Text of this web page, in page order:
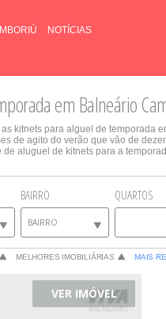
NOTÍCIAS
em Balneário
kitnets para alguel de temporada
de agito do verão que vão de
aluguel de kitnets para a
BAIRRO
BAIRRO
QUARTOS
MELHORES IMOBILIÁRIAS MAIS
VER IMÓVEL